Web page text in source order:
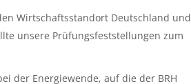
Wirtschaftsstandort Deutschland und
unsere Prüfungsfeststellungen zum
der Energiewende, auf die der BRH